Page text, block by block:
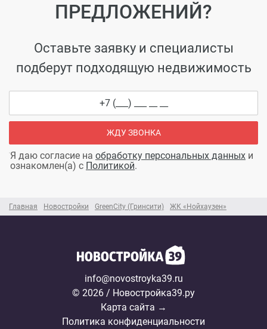
Главная Новостройки GreenCity (Гринсити) ЖК «Нойхаузен»
ПРЕДЛОЖЕНИЙ?
Оставьте заявку и специалисты
подберут подходящую недвижимость
ЖДУ ЗВОНКА
Я даю согласие на обработку персональных данных и
ознакомлен(а) с Политикой.
info@novostroyka39.ru
© 2026 / Новостройка39.ру
Карта сайта →
Политика конфиденциальности